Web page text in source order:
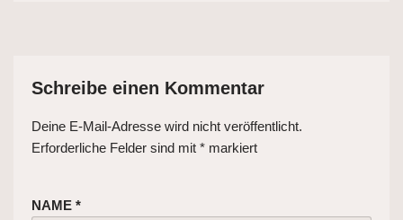
Schreibe einen Kommentar
Deine E-Mail-Adresse wird nicht veröffentlicht.
Erforderliche Felder sind mit * markiert
NAME *